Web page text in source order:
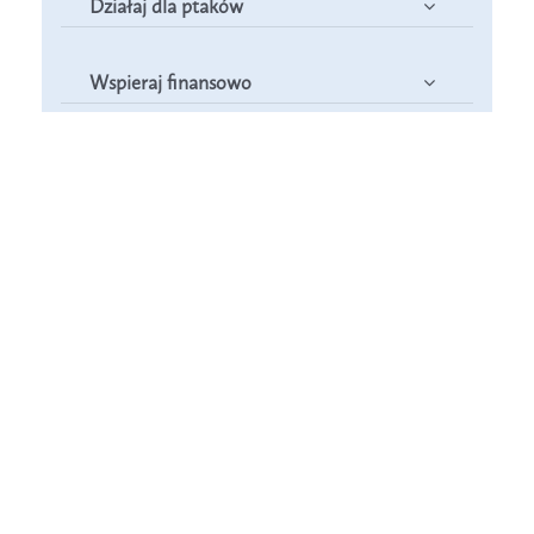
Działaj dla ptaków
Wspieraj finansowo